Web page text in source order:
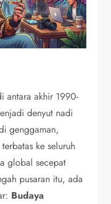
antara akhir 1990-
denyut nadi
genggaman,
ke seluruh
global secepat
pusaran itu, ada
Budaya